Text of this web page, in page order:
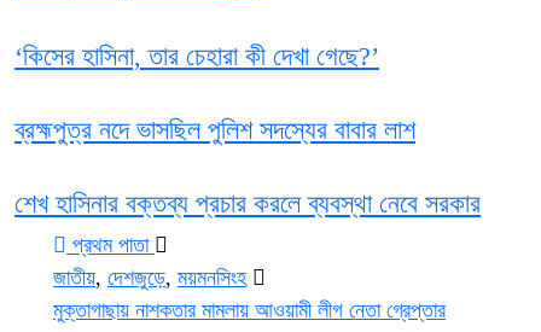
প্রথম পাতা
জাতীয়, দেশজুড়ে, ময়মনসিংহ
মুক্তাগাছায় নাশকতার মামলায় আওয়ামী লীগ নেতা গ্রেপ্তার
‘কিসের হাসিনা, তার চেহারা কী দেখা গেছে?’
ব্রহ্মপুত্র নদে ভাসছিল পুলিশ সদস্যের বাবার লাশ
শেখ হাসিনার বক্তব্য প্রচার করলে ব্যবস্থা নেবে সরকার